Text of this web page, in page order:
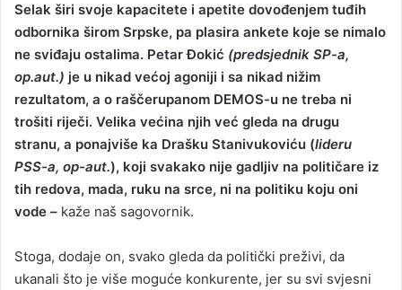
Selak širi svoje kapacitete i apetite dovođenjem tuđih
odbornika širom Srpske, pa plasira ankete koje se nimalo
ne sviđaju ostalima. Petar Đokić (predsjednik SP-a,
op.aut.) je u nikad većoj agoniji i sa nikad nižim
rezultatom, a o raščerupanom DEMOS-u ne treba ni
trošiti riječi. Velika većina njih već gleda na drugu
stranu, a ponajviše ka Drašku Stanivukoviću (lideru
PSS-a, op-aut.), koji svakako nije gadljiv na političare iz
tih redova, mada, ruku na srce, ni na politiku koju oni
vode – kaže naš sagovornik.
Stoga, dodaje on, svako gleda da politički preživi, da
ukanali što je više moguće konkurente, jer su svi svjesni